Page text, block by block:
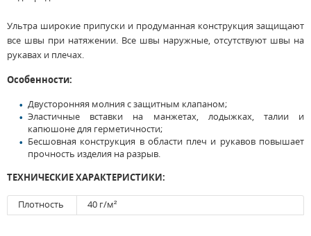
Ультра широкие припуски и продуманная конструкция защищают
все швы при натяжении. Все швы наружные, отсутствуют швы на
рукавах и плечах.
Особенности:
Двусторонняя молния с защитным клапаном;
Эластичные вставки на манжетах, лодыжках, талии и
капюшоне для герметичности;
Бесшовная конструкция в области плеч и рукавов повышает
прочность изделия на разрыв.
ТЕХНИЧЕСКИЕ ХАРАКТЕРИСТИКИ:
Плотность 40 г/м²